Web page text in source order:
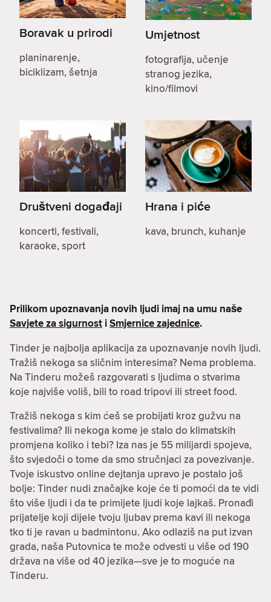
Boravak u prirodi
planinarenje,
biciklizam, šetnja
Umjetnost
fotografija, učenje
stranog jezika,
kino/filmovi
Društveni događaji
koncerti, festivali,
karaoke, sport
Hrana i piće
kava, brunch, kuhanje
Prilikom upoznavanja novih ljudi imaj na umu naše
Savjete za sigurnost iSmjernice zajednice.
Tinder je najbolja aplikacija za upoznavanje novih ljudi.
Tražiš nekoga sa sličnim interesima? Nema problema.
Na Tinderu možeš razgovarati s ljudima o stvarima
koje najviše voliš, bili to road tripovi ili street food.
Tražiš nekoga s kim ćeš se probijati kroz gužvu na
festivalima? Ili nekoga kome je stalo do klimatskih
promjena koliko i tebi? Iza nas je 55 milijardi spojeva,
što svjedoči o tome da smo stručnjaci za povezivanje.
Tvoje iskustvo online dejtanja upravo je postalo još
bolje: Tinder nudi značajke koje će ti pomoći da te vidi
što više ljudi i da te primijete ljudi koje lajkaš. Pronađi
prijatelje koji dijele tvoju ljubav prema kavi ili nekoga
tko ti je ravan u badmintonu. Ako odlaziš na put izvan
grada, naša Putovnica te može odvesti u više od 190
država na više od 40 jezika—sve je to moguće na
Tinderu.